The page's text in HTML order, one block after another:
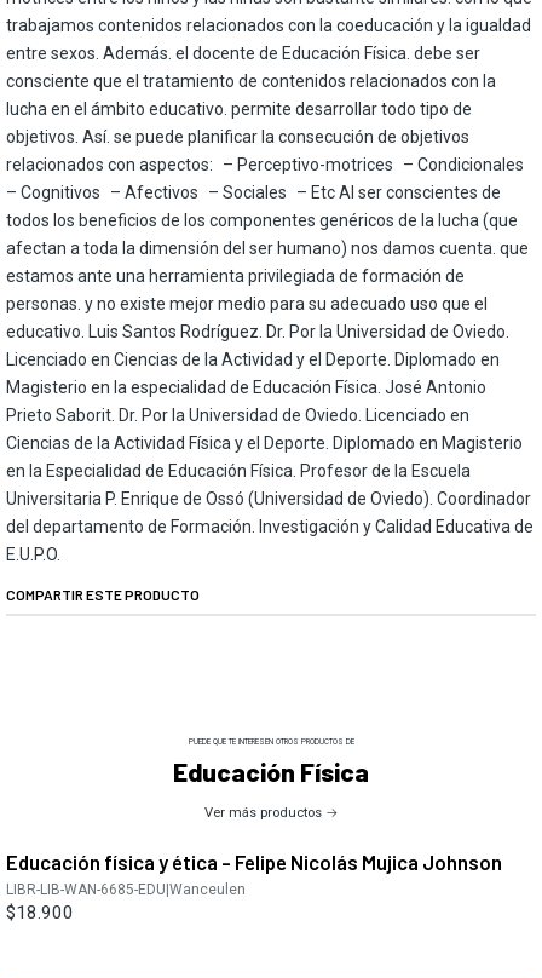
trabajamos contenidos relacionados con la coeducación y la igualdad
entre sexos. Además. el docente de Educación Física. debe ser
consciente que el tratamiento de contenidos relacionados con la
lucha en el ámbito educativo. permite desarrollar todo tipo de
objetivos. Así. se puede planificar la consecución de objetivos
relacionados con aspectos: – Perceptivo-motrices – Condicionales
– Cognitivos – Afectivos – Sociales – Etc Al ser conscientes de
todos los beneficios de los componentes genéricos de la lucha (que
afectan a toda la dimensión del ser humano) nos damos cuenta. que
estamos ante una herramienta privilegiada de formación de
personas. y no existe mejor medio para su adecuado uso que el
educativo. Luis Santos Rodríguez. Dr. Por la Universidad de Oviedo.
Licenciado en Ciencias de la Actividad y el Deporte. Diplomado en
Magisterio en la especialidad de Educación Física. José Antonio
Prieto Saborit. Dr. Por la Universidad de Oviedo. Licenciado en
Ciencias de la Actividad Física y el Deporte. Diplomado en Magisterio
en la Especialidad de Educación Física. Profesor de la Escuela
Universitaria P. Enrique de Ossó (Universidad de Oviedo). Coordinador
del departamento de Formación. Investigación y Calidad Educativa de
E.U.P.O.
COMPARTIR ESTE PRODUCTO
PUEDE QUE TE INTERESEN OTROS PRODUCTOS DE
Educación Física
Ver más productos
Educación física y ética - Felipe Nicolás Mujica Johnson
LIBR-LIB-WAN-6685-EDU |Wanceulen
$18.900